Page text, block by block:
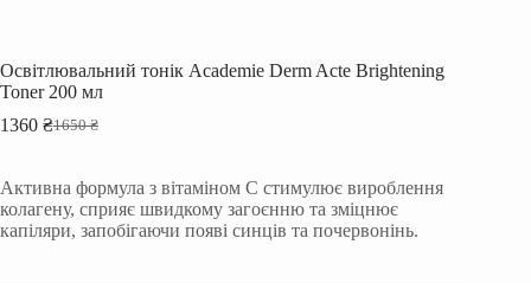
Освітлювальний тонік Academie Derm Acte Brightening
Toner 200 мл
1650₴
Оригінальна
1650 ₴.
1360 ₴Поточна
1360 ₴.
Активна формула з вітаміном С стимулює вироблення
колагену, сприяє швидкому загоєнню та зміцнює
капіляри, запобігаючи появі синців та почервонінь.